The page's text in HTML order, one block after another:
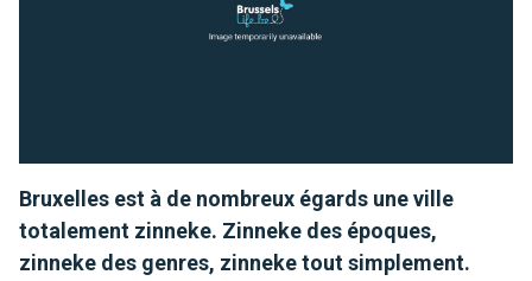
Bruxelles est à de nombreux égards une ville
totalement zinneke. Zinneke des époques,
zinneke des genres, zinneke tout simplement.